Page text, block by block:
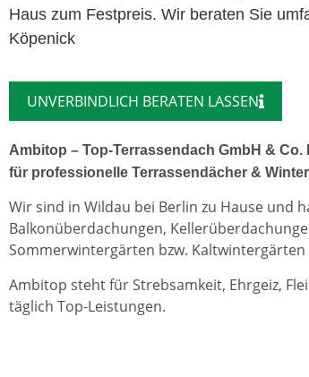
Haus zum Festpreis. Wir beraten Sie
Köpenick
UNVERBINDLICH BERATEN LASSEN
Ambitop – Top-Terrassendach GmbH &
für professionelle Terrassendächer &
Wir sind in Wildau bei Berlin zu Hause und
Balkonüberdachungen,
Sommerwintergärten bzw. Kaltwintergärten
Ambitop steht für Strebsamkeit, Ehrgeiz,
täglich Top-Leistungen.